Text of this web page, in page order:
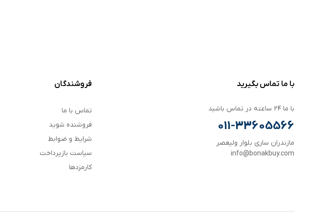
با ما تماس بگیرید
با ما ۲۴ ساعته در تماس باشید
011-33605566
مازندران ساری بلوار ولیعصر
info@bonakbuy.com
فروشندگان
تماس با ما
فروشنده شوید
شرایط و ضوابط
سیاست بازپرداخت
کارمزدها